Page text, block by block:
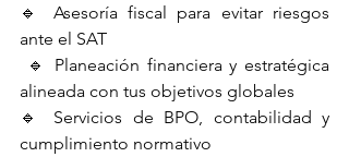
🔹 Asesoría fiscal para evitar riesgos
ante el SAT
🔹 Planeación financiera y estratégica
alineada con tus objetivos globales
🔹 Servicios de BPO, contabilidad y
cumplimiento normativo